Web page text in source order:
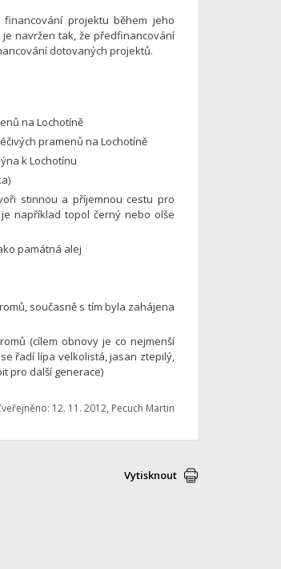
projektu během jeho
navržen tak, že předfinancování
dotovaných projektů.
na Lochotíně
pramenů na Lochotíně
k Lochotínu
stinnou a příjemnou cestu pro
například topol černý nebo olše
památná alej
současně s tím byla zahájena
(cílem obnovy je co nejmenší
řadí lípa velkolistá, jasan ztepilý,
pro další generace)
12. 11. 2012, Pecuch Martin
Vytisknout